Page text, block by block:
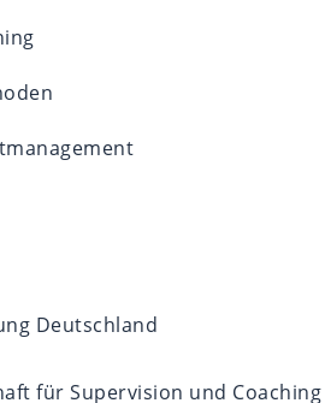
Deutschland
für Supervision und Coaching